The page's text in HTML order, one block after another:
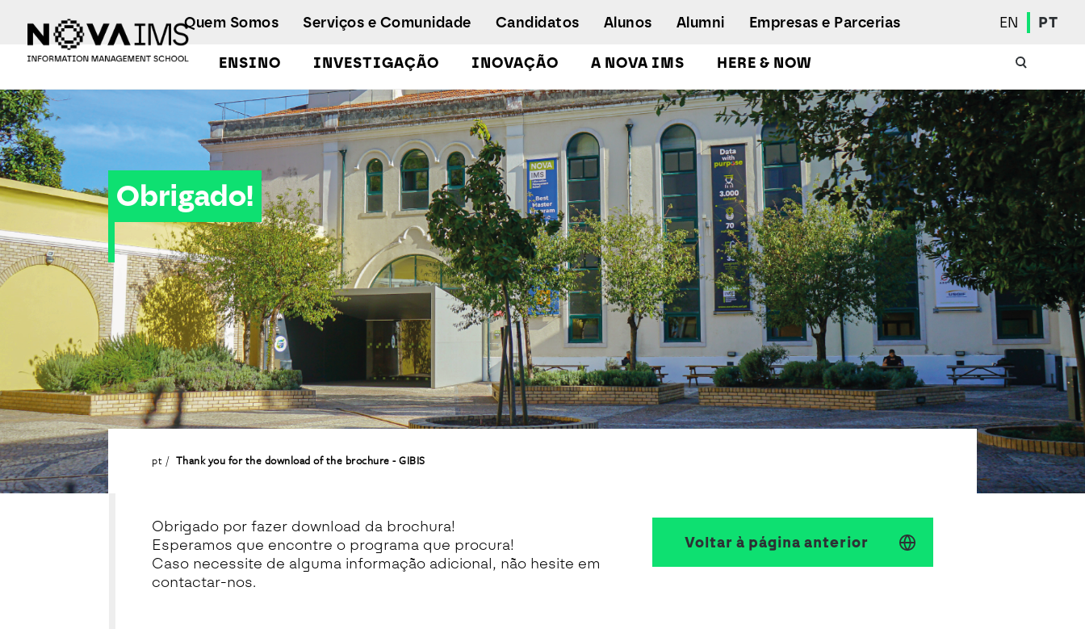
ENSINO
Licenciaturas
Pós-Graduações e Mestrados
Mestrados Executivos
Doutoramento em Gestão de Informação
Formação de Executivos
Workshops e Cursos de Curta Duração
Empregabilidade
Concurso especial - emergência
humanitária
Calendário Académico
Aluno Internacional
Programas de Mobilidade
Associação de Estudantes
Eleições Estudantis
Prémios e Quadro de Mérito
Bolsas
Gabinete de Inserção Profissional
Serviços de Ação Social
Desporto
Regulamentos
Seguros de Acidentes Pessoais
Estágios
Mentoria
INVESTIGAÇÃO INOVAÇÃO A NOVA IMS HERE & NOW
Quem Somos Serviços e Comunidade Candidatos Alunos Alumni Empresas e Parcerias EN PT
Thank you for the download of the brochure - GIBIS
Obrigado!
pt Thank you for the download of the brochure - GIBIS
Obrigado por fazer download da brochura!
Esperamos que encontre o programa que procura!
Caso necessite de alguma informação adicional, não hesite em
contactar-nos.
Voltar à página anterior